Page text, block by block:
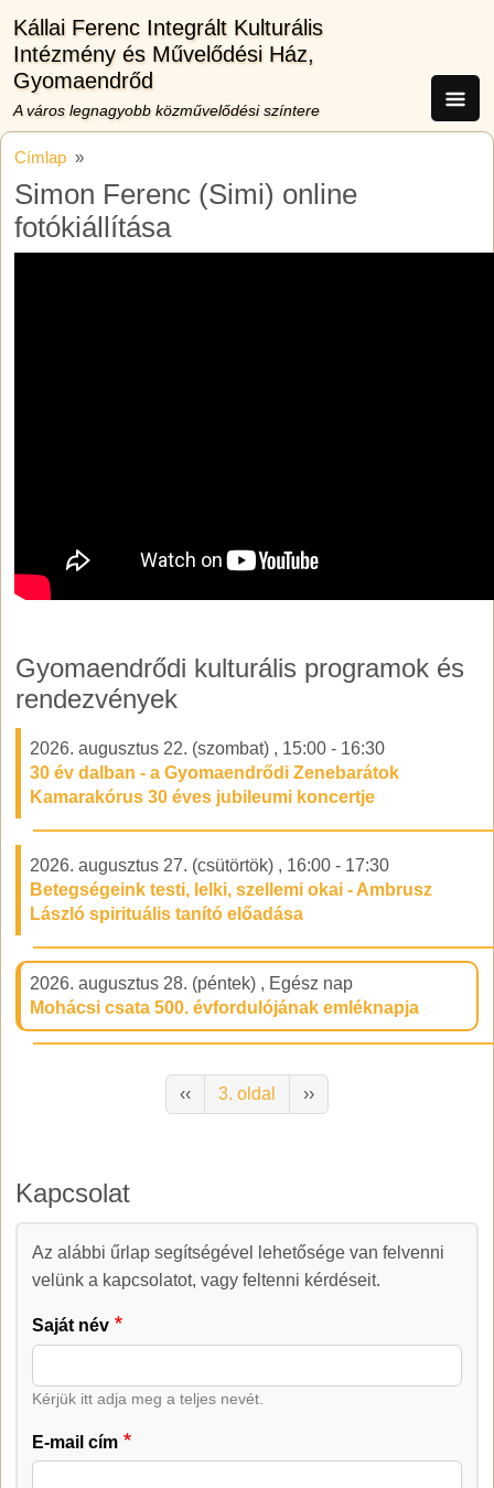
Kállai Ferenc Integrált Kulturális
Intézmény és Művelődési Ház,
Gyomaendrőd
A város legnagyobb közművelődési színtere
Címlap
Simon Ferenc (Simi) online
fotókiállítása
Gyomaendrődi kulturális programok és
rendezvények
2026. augusztus 22. (szombat) , 15:00 - 16:30
30 év dalban - a Gyomaendrődi Zenebarátok
Kamarakórus 30 éves jubileumi koncertje
2026. augusztus 27. (csütörtök) , 16:00 - 17:30
Betegségeink testi, lelki, szellemi okai - Ambrusz
László spirituális tanító előadása
2026. augusztus 28. (péntek) , Egész nap
Mohácsi csata 500. évfordulójának emléknapja
Előző oldal
‹‹ 3. oldal Következő oldal
››
Kapcsolat
Kapcsolat
Az alábbi űrlap segítségével lehetősége van felvenni
velünk a kapcsolatot, vagy feltenni kérdéseit.
Saját név
Kérjük itt adja meg a teljes nevét.
E-mail cím